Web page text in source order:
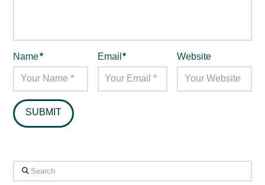
Name* Email* Website
Search